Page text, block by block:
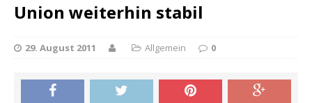
Union weiterhin stabil
29. August 2011 Allgemein 0